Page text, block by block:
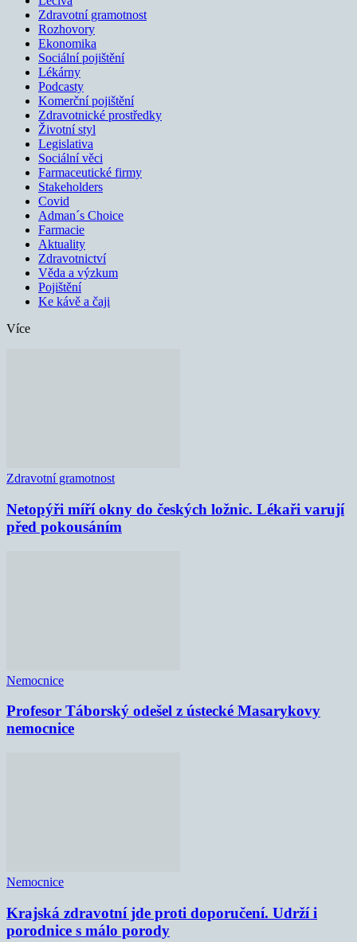
Zdravotní gramotnost
Rozhovory
Ekonomika
Sociální pojištění
Lékárny
Podcasty
Komerční pojištění
Zdravotnické prostředky
Životní styl
Legislativa
Sociální věci
Farmaceutické firmy
Stakeholders
Covid
Adman´s Choice
Farmacie
Aktuality
Zdravotnictví
Věda a výzkum
Pojištění
Ke kávě a čaji
Více
Zdravotní gramotnost
Netopýři míří okny do českých ložnic. Lékaři varují
před pokousáním
Nemocnice
Profesor Táborský odešel z ústecké Masarykovy
nemocnice
Nemocnice
Krajská zdravotní jde proti doporučení. Udrží i
porodnice s málo porody